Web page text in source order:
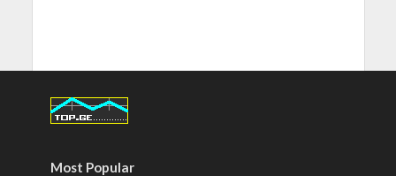
Most Popular